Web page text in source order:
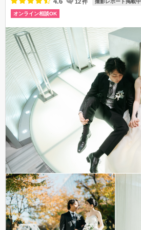
12件 撮影レポート掲載中
オンライン相談OK